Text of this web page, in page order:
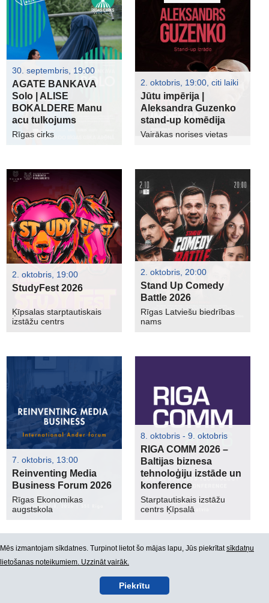
30. septembris, 19:00
AGATE BANKAVA
Solo | ALISE
BOKALDERE Manu
acu tulkojums
Rīgas cirks
2. oktobris, 19:00, citi laiki
Jūtu impērija |
Aleksandra Guzenko
stand-up komēdija
Vairākas norises vietas
2. oktobris, 19:00
StudyFest 2026
Ķīpsalas starptautiskais
izstāžu centrs
2. oktobris, 20:00
Stand Up Comedy
Battle 2026
Rīgas Latviešu biedrības
nams
7. oktobris, 13:00
Reinventing Media
Business Forum 2026
Rīgas Ekonomikas
augstskola
8. oktobris - 9. oktobris
RIGA COMM 2026 –
Baltijas biznesa
tehnoloģiju izstāde un
konference
Starptautiskais izstāžu
centrs Ķīpsalā
Mēs izmantojam sīkdatnes. Turpinot lietot šo mājas lapu, Jūs piekrītatsīkdatņu
lietošanas noteikumiem. Uzzināt vairāk.
Piekrītu